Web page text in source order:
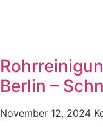
Berlin –
November 12, 2024